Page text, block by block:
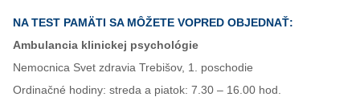
NA TEST PAMÄTI SA MÔŽETE VOPRED OBJEDNAŤ:
Ambulancia klinickej psychológie
Nemocnica Svet zdravia Trebišov, 1. poschodie
Ordinačné hodiny: streda a piatok: 7.30 – 16.00 hod.